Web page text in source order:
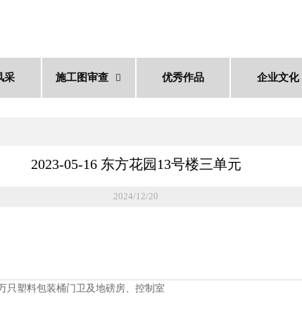
采 施工图审查  优秀作品 企业文化
2023-05-16 东方花园13号楼三单元
2024/12/20
只塑料包装桶门卫及地磅房、控制室